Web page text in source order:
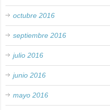
octubre 2016
septiembre 2016
julio 2016
junio 2016
mayo 2016